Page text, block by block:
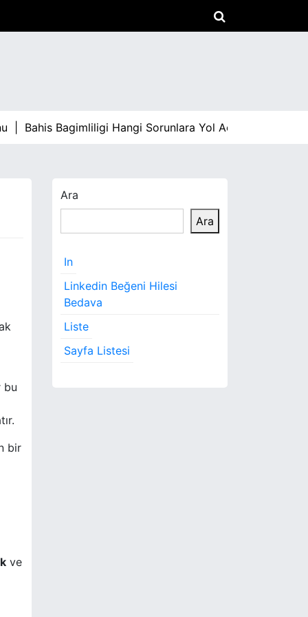
| Bahis Bagimliligi Hangi Sorunlara Yol Acar |
bu
bir
ve
Ara
Ara
In
Linkedin Beğeni Hilesi
Bedava
Liste
Sayfa Listesi